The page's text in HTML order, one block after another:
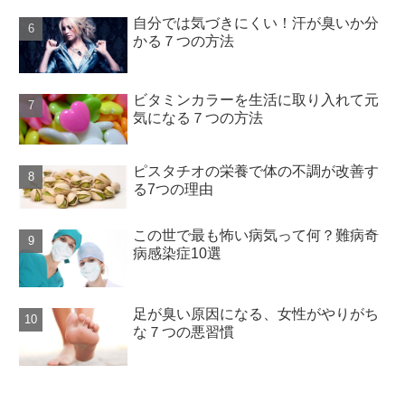
自分では気づきにくい！汗が臭いか分
かる７つの方法
ビタミンカラーを生活に取り入れて元
気になる７つの方法
ピスタチオの栄養で体の不調が改善す
る7つの理由
この世で最も怖い病気って何？難病奇
病感染症10選
足が臭い原因になる、女性がやりがち
な７つの悪習慣